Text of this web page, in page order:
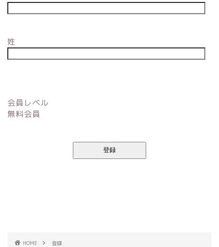
姓
会員レベル
無料会員
登録
HOME 登録